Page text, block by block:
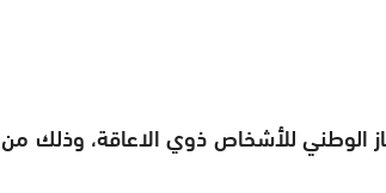
الوطني للأشخاص ذوي الاعاقة، وذلك من